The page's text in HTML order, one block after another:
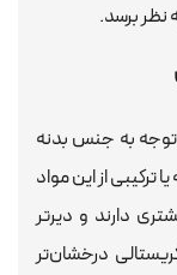
نظر برسد.
توجه به جنس بدنه
از این مواد
دارند و دیرتر
درخشان‌تر